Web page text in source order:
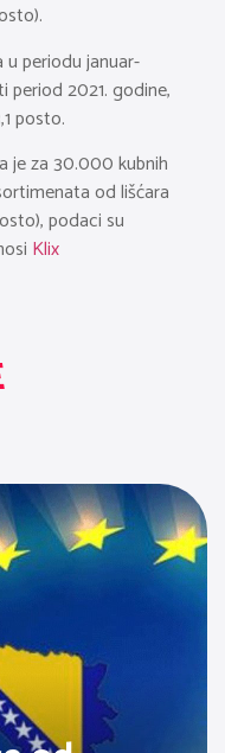
periodu januar-
period 2021. godine,
posto.
je za 30.000 kubnih
od lišćara
podaci su
Klix